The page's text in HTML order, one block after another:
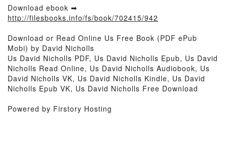
Download ebook ➡
http://filesbooks.info/fs/book/702415/942
Download or Read Online Us Free Book (PDF ePub
Mobi) by David Nicholls
Us David Nicholls PDF, Us David Nicholls Epub, Us David
Nicholls Read Online, Us David Nicholls Audiobook, Us
David Nicholls VK, Us David Nicholls Kindle, Us David
Nicholls Epub VK, Us David Nicholls Free Download
Powered by Firstory Hosting